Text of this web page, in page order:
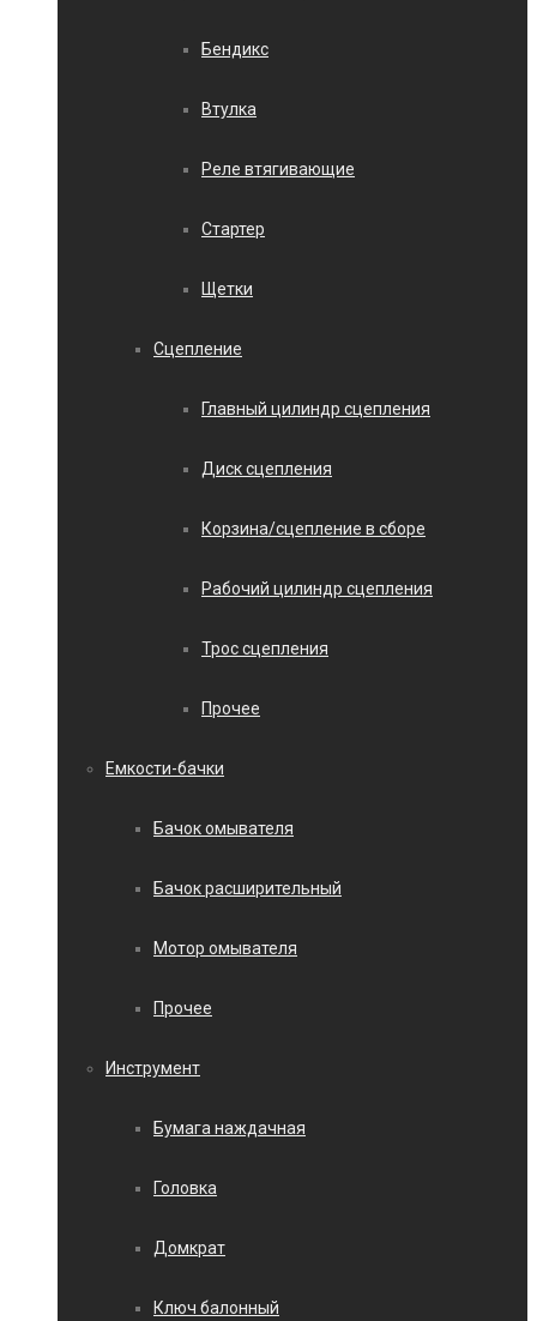
Бендикс
Втулка
Реле втягивающие
Стартер
Щетки
Сцепление
Главный цилиндр сцепления
Диск сцепления
Корзина/сцепление в сборе
Рабочий цилиндр сцепления
Трос сцепления
Прочее
Емкости-бачки
Бачок омывателя
Бачок расширительный
Мотор омывателя
Прочее
Инструмент
Бумага наждачная
Головка
Домкрат
Ключ балонный